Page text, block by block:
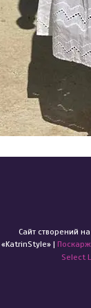
Сайт створений
Інтернет-магазин «KatrinStyle» |
Select